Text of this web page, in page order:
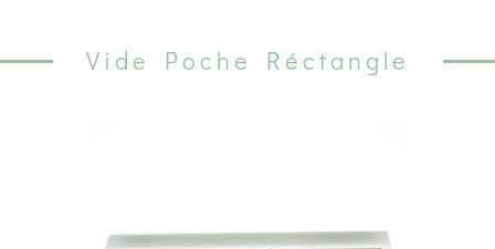
Vide Poche Réctangle